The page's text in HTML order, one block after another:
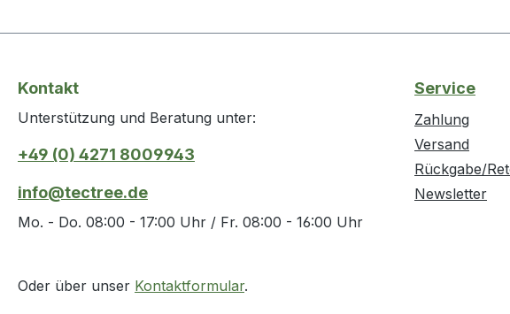
Kontakt
Unterstützung und Beratung unter:
+49 (0) 4271 8009943
info@tectree.de
Mo. - Do. 08:00 - 17:00 Uhr / Fr. 08:00 - 16:00 Uhr
Oder über unser Kontaktformular.
Service
Zahlung
Versand
Rückgabe/
Newsletter